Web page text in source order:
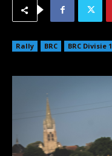
Rally BRC BRC Divisie 1